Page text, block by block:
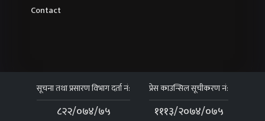
Contact
सूचना तथा प्रसारण विभाग दर्ता नं:
८२२/०७४/७५
प्रेस काउन्सिल सूचीकरण नं:
१११३/२०७४/०७५